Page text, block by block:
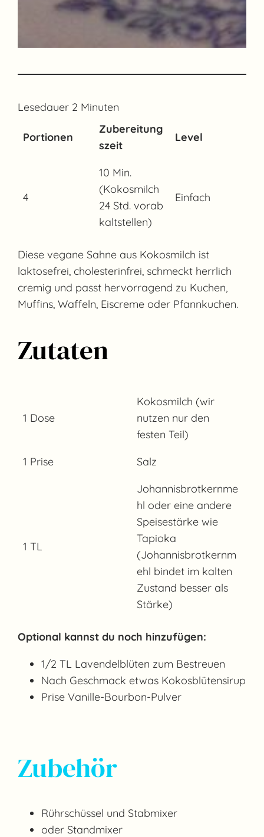
Lesedauer 2 Minuten
Portionen
Zubereitung
szeit
Level
4
10 Min.
(Kokosmilch
24 Std. vorab
kaltstellen)
Einfach
Diese vegane Sahne aus Kokosmilch ist
laktosefrei, cholesterinfrei, schmeckt herrlich
cremig und passt hervorragend zu Kuchen,
Muffins, Waffeln, Eiscreme oder Pfannkuchen.
Zutaten
1 Dose
Kokosmilch (wir
nutzen nur den
festen Teil)
1 Prise
Salz
1 TL
Johannisbrotkernme
hl oder eine andere
Speisestärke wie
Tapioka
(Johannisbrotkernm
ehl bindet im kalten
Zustand besser als
Stärke)
Optional kannst du noch hinzufügen:
1/2 TL Lavendelblüten zum Bestreuen
Nach Geschmack etwas Kokosblütensirup
Prise Vanille-Bourbon-Pulver
Zubehör
Rührschüssel und Stabmixer
oder Standmixer